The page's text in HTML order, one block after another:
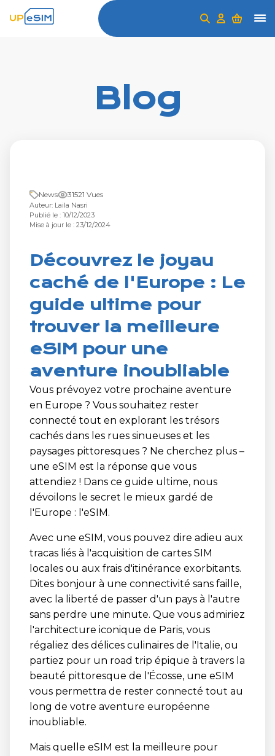
Blog
News 31521 Vues
Auteur: Laila Nasri
Publié le : 10/12/2023
Mise à jour le : 23/12/2024
Découvrez le joyau
caché de l'Europe : Le
guide ultime pour
trouver la meilleure
eSIM pour une
aventure inoubliable
Vous prévoyez votre prochaine aventure
en Europe ? Vous souhaitez rester
connecté tout en explorant les trésors
cachés dans les rues sinueuses et les
paysages pittoresques ? Ne cherchez plus –
une eSIM est la réponse que vous
attendiez ! Dans ce guide ultime, nous
dévoilons le secret le mieux gardé de
l'Europe : l'eSIM.
Avec une eSIM, vous pouvez dire adieu aux
tracas liés à l'acquisition de cartes SIM
locales ou aux frais d'itinérance exorbitants.
Dites bonjour à une connectivité sans faille,
avec la liberté de passer d'un pays à l'autre
sans perdre une minute. Que vous admiriez
l'architecture iconique de Paris, vous
régaliez des délices culinaires de l'Italie, ou
partiez pour un road trip épique à travers la
beauté pittoresque de l'Écosse, une eSIM
vous permettra de rester connecté tout au
long de votre aventure européenne
inoubliable.
Mais quelle eSIM est la meilleure pour